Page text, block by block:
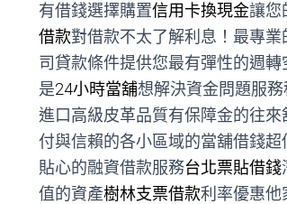
有借錢選擇購置信用卡換現金讓您
借款對借款不太了解利息！最專
司貸款條件提供您最有彈性的週轉
是24小時當舖想解決資金問題服
進口高級皮革品質有保障金的往
付與信賴的各小區域的當舖借錢超
貼心的融資借款服務台北票貼借錢
值的資產樹林支票借款利率優惠他